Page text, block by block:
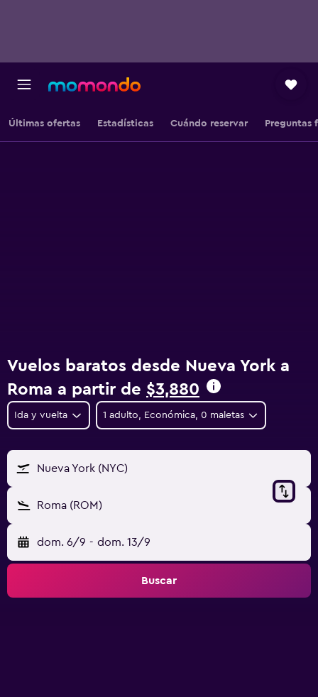
Últimas ofertas Estadísticas Cuándo reservar Preguntas
Vuelos baratos desde Nueva York a
Roma a partir de $3,880
Ida y vuelta 1 adulto, Económica, 0 maletas
Nueva York (NYC)
Roma (ROM)
dom. 6/9 - dom. 13/9
Buscar